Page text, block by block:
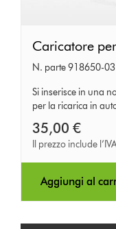
Caricatore
per
auto
Caricatore
N. parte 918650-03
Si inserisce in una
per la ricarica in
35,00 €
Il prezzo include
Aggiungi al